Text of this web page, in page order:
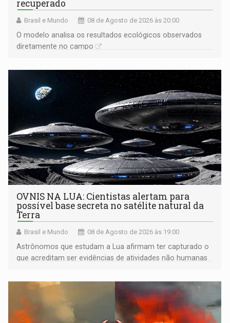
recuperado
Brasil e Mundo 08 de Agosto de 2026 às 20:00
O modelo analisa os resultados ecológicos observados
diretamente no campo
OVNIS NA LUA: Cientistas alertam para
possível base secreta no satélite natural da
Terra
Brasil e Mundo 08 de Agosto de 2026 às 19:00
Astrônomos que estudam a Lua afirmam ter capturado o
que acreditam ser evidências de atividades não humanas
órbita